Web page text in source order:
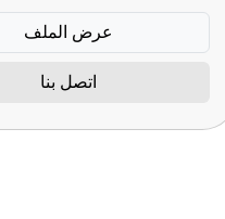
عرض الملف
اتصل بنا